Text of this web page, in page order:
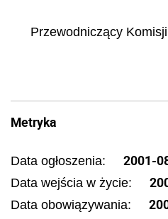
Przewodniczący
Metryka
Data ogłoszenia: 2001-
Data wejścia w życie:
Data obowiązywania: